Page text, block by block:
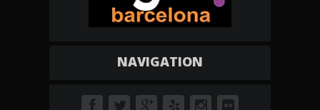
NAVIGATION